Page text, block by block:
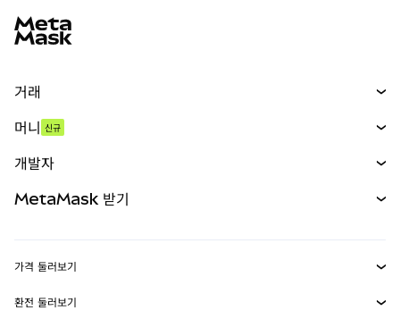
거래
무기한 선물
실물자산
머니 신규
개발자
MetaMask Connect
MetaMask 받기
가격 둘러보기
이더리움 가격
환전 둘러보기